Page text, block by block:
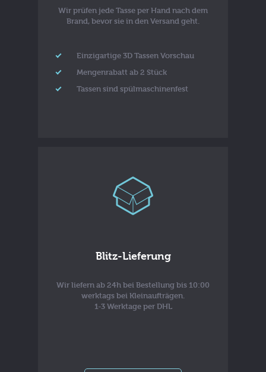
Wir prüfen jede Tasse per Hand nach dem
Brand, bevor sie in den Versand geht.
Einzigartige 3D Tassen Vorschau
Mengenrabatt ab 2 Stück
Tassen sind spülmaschinenfest
Blitz-Lieferung
Wir liefern ab 24h bei Bestellung bis 10:00
werktags bei Kleinaufträgen.
1-3 Werktage per DHL